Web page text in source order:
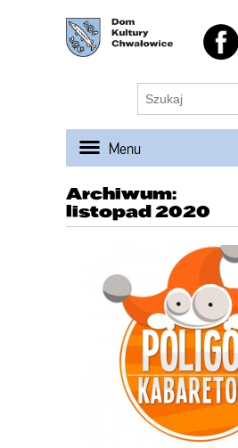
Menu
Archiwum:
listopad 2020